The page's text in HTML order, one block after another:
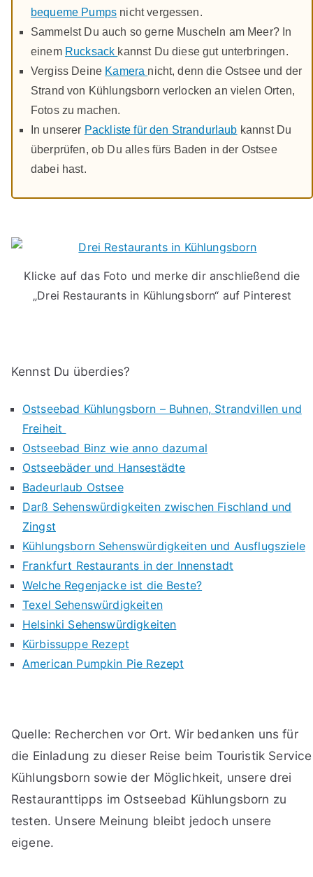
bequeme Pumps nicht vergessen.
Sammelst Du auch so gerne Muscheln am Meer? In
einem Rucksack kannst Du diese gut unterbringen.
Vergiss Deine Kamera nicht, denn die Ostsee und der
Strand von Kühlungsborn verlocken an vielen Orten,
Fotos zu machen.
In unserer Packliste für den Strandurlaub kannst Du
überprüfen, ob Du alles fürs Baden in der Ostsee
dabei hast.
Klicke auf das Foto und merke dir anschließend die
„Drei Restaurants in Kühlungsborn“ auf Pinterest
Kennst Du überdies?
Ostseebad Kühlungsborn – Buhnen, Strandvillen und
Freiheit
Ostseebad Binz wie anno dazumal
Ostseebäder und Hansestädte
Badeurlaub Ostsee
Darß Sehenswürdigkeiten zwischen Fischland und
Zingst
Kühlungsborn Sehenswürdigkeiten und Ausflugsziele
Frankfurt Restaurants in der Innenstadt
Welche Regenjacke ist die Beste?
Texel Sehenswürdigkeiten
Helsinki Sehenswürdigkeiten
Kürbissuppe Rezept
American Pumpkin Pie Rezept
Quelle: Recherchen vor Ort. Wir bedanken uns für
die Einladung zu dieser Reise beim Touristik Service
Kühlungsborn sowie der Möglichkeit, unsere drei
Restauranttipps im Ostseebad Kühlungsborn zu
testen. Unsere Meinung bleibt jedoch unsere
eigene.